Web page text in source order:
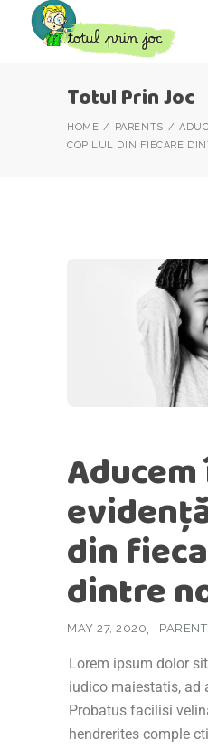
Totul Prin Joc
HOME PARENTS
COPILUL DIN FIECARE
Aducem
din
dintre
MAY 27, 2020
Lorem ipsum dolor
iudico maiestatis, ad
Probatus facilisi
hendrerites comple